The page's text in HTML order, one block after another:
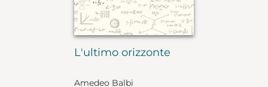
L'ultimo orizzonte
Amedeo Balbi